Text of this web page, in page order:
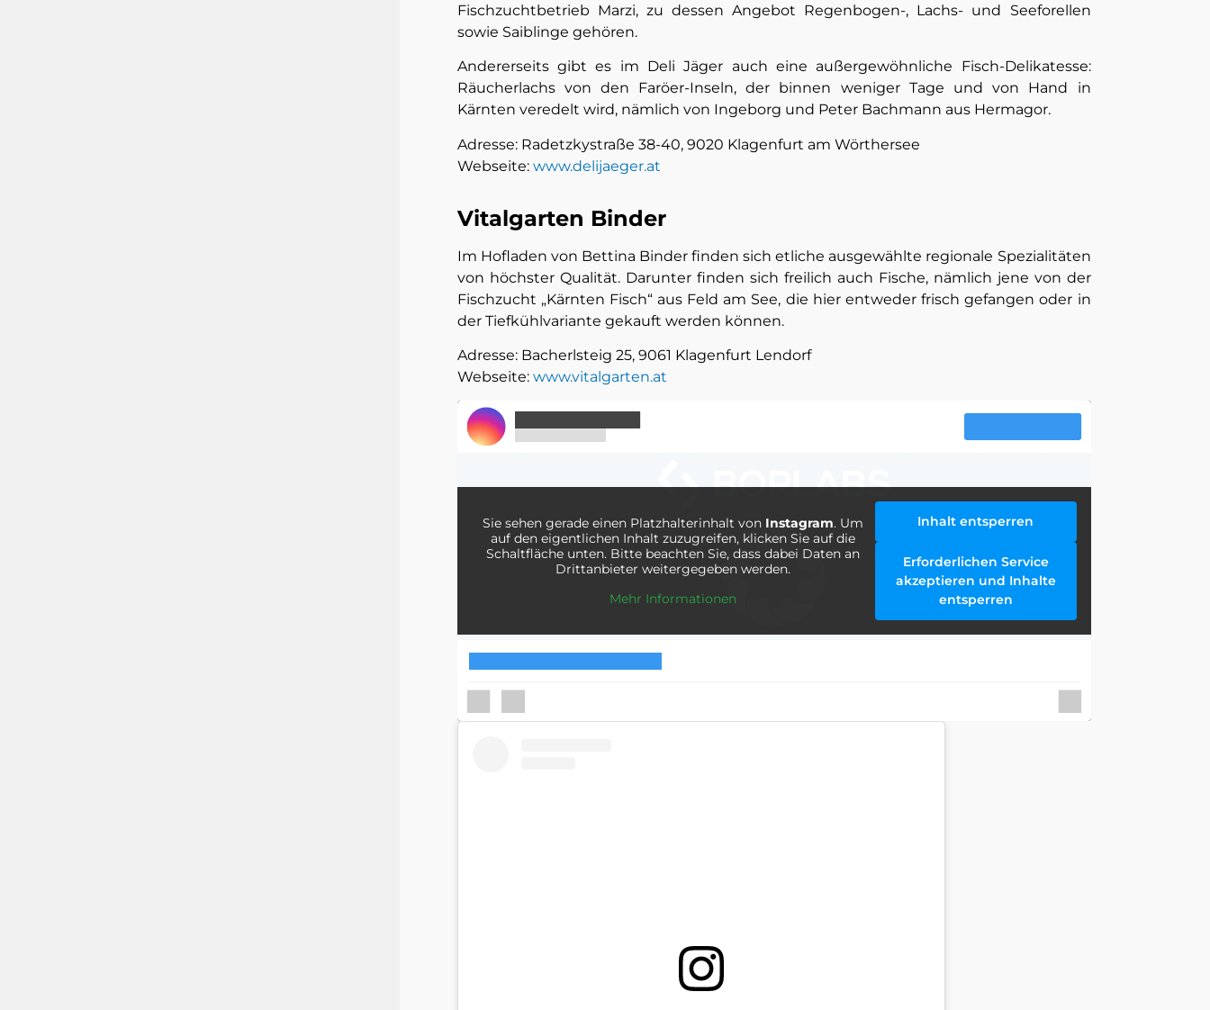
Fischzuchtbetrieb Marzi, zu dessen Angebot Regenbogen-, Lachs- und Seeforellen
sowie Saiblinge gehören.
Andererseits gibt es im Deli Jäger auch eine außergewöhnliche Fisch-Delikatesse:
Räucherlachs von den Faröer-Inseln, der binnen weniger Tage und von Hand in
Kärnten veredelt wird, nämlich von Ingeborg und Peter Bachmann aus Hermagor.
Adresse: Radetzkystraße 38-40, 9020 Klagenfurt am Wörthersee
Webseite: www.delijaeger.at
Vitalgarten Binder
Im Hofladen von Bettina Binder finden sich etliche ausgewählte regionale Spezialitäten
von höchster Qualität. Darunter finden sich freilich auch Fische, nämlich jene von der
Fischzucht „Kärnten Fisch“ aus Feld am See, die hier entweder frisch gefangen oder in
der Tiefkühlvariante gekauft werden können.
Adresse: Bacherlsteig 25, 9061 Klagenfurt Lendorf
Webseite: www.vitalgarten.at
Sie sehen gerade einen Platzhalterinhalt von Instagram. Um
auf den eigentlichen Inhalt zuzugreifen, klicken Sie auf die
Schaltfläche unten. Bitte beachten Sie, dass dabei Daten an
Drittanbieter weitergegeben werden.
Mehr Informationen
Inhalt entsperren
Erforderlichen Service
akzeptieren und Inhalte
entsperren